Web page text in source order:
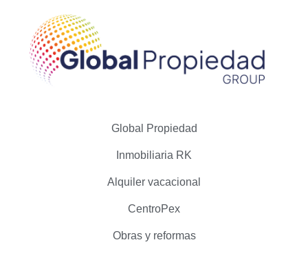
Global Propiedad
Inmobiliaria RK
Alquiler vacacional
CentroPex
Obras y reformas